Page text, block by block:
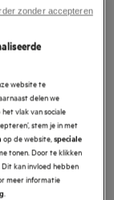
productinformatieblad
website te
delen we
vlak van sociale
stem je in met
op de website,speciale
tonen. Door te klikken
Dit kan invloed hebben
meer informatie
zonder accepteren